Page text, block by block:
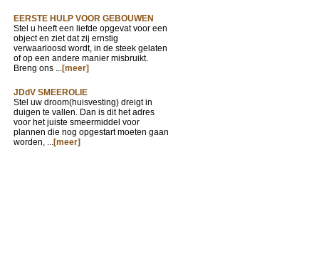
EERSTE HULP VOOR GEBOUWEN
Stel u heeft een liefde opgevat voor een
object en ziet dat zij ernstig
verwaarloosd wordt, in de steek gelaten
of op een andere manier misbruikt.
Breng ons ...[meer]
JDdV SMEEROLIE
Stel uw droom(huisvesting) dreigt in
duigen te vallen. Dan is dit het adres
voor het juiste smeermiddel voor
plannen die nog opgestart moeten gaan
worden, ...[meer]